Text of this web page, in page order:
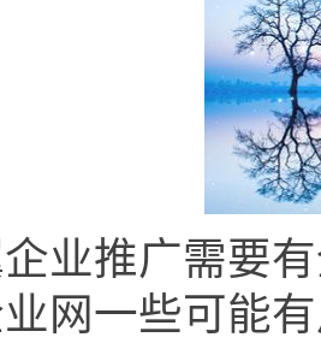
业推广需要
网一些可能